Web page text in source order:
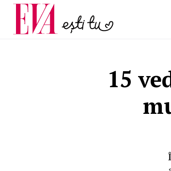
15
Carieră
Actualitate
pe